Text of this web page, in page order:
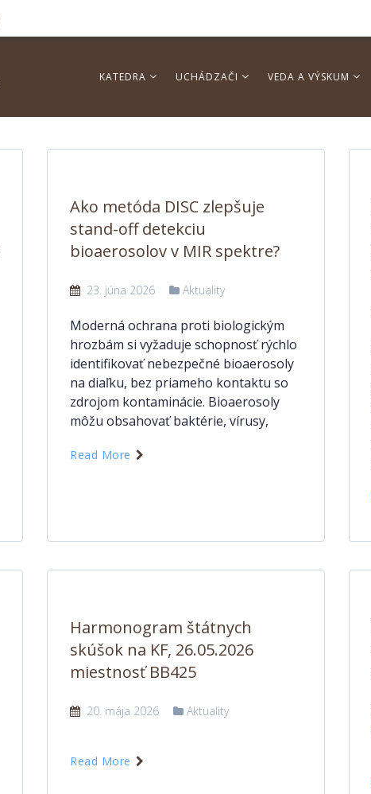
KATEDRA UCHÁDZAČI VEDA A VÝSKUM
Ako metóda DISC zlepšuje
stand-off detekciu
bioaerosolov v MIR spektre?
23. júna 2026 Aktuality
Moderná ochrana proti biologickým
hrozbám si vyžaduje schopnosť rýchlo
identifikovať nebezpečné bioaerosoly
na diaľku, bez priameho kontaktu so
zdrojom kontaminácie. Bioaerosoly
môžu obsahovať baktérie, vírusy,
Read More
Harmonogram štátnych
skúšok na KF, 26.05.2026
miestnosť BB425
20. mája 2026 Aktuality
Read More